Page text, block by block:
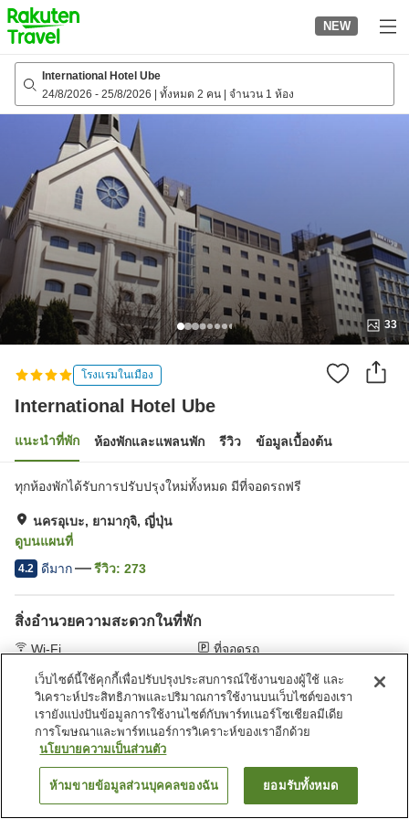
to
top
page
NEW
International Hotel Ube
24/8/2026 - 25/8/2026 ทั้งหมด 2 คน จำนวน 1 ห้อง
33
โรงแรมในเมือง
International Hotel Ube
แนะนำที่พัก ห้องพักและแพลนพัก รีวิว ข้อมูลเบื้องต้น
ทุกห้องพักได้รับการปรับปรุงใหม่ทั้งหมด มีที่จอดรถฟรี
นครอุเบะ, ยามากุจิ, ญี่ปุ่น
ดูบนแผนที่
4.2 ดีมาก รีวิว: 273
สิ่งอำนวยความสะดวกในที่พัก
Wi-Fi
ที่จอดรถ
หน้าแรก ญี่ปุ่น ยามากุจิ นครอุเบะ International Hotel Ube
ค้นหาห้องพัก
เว็บไซต์นี้ใช้คุกกี้เพื่อปรับปรุงประสบการณ์ใช้งานของผู้ใช้ และ
วิเคราะห์ประสิทธิภาพและปริมาณการใช้งานบนเว็บไซต์ของเรา
เรายังแบ่งปันข้อมูลการใช้งานไซต์กับพาร์ทเนอร์โซเชียลมีเดีย
การโฆษณาและพาร์ทเนอร์การวิเคราะห์ของเราอีกด้วย
นโยบายความเป็นส่วนตัว
ห้ามขายข้อมูลส่วนบุคคลของฉัน ยอมรับทั้งหมด